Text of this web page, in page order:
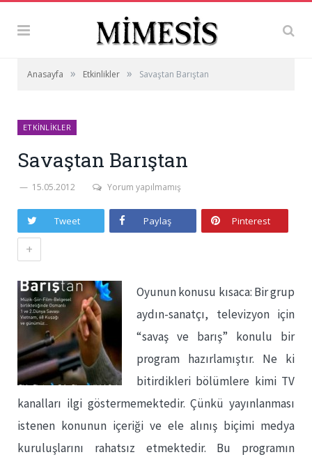
Anasayfa » Etkinlikler » Savaştan Barıştan
ETKINLIKLER
Savaştan Barıştan
15.05.2012 Yorum yapılmamış
Tweet Paylaş Pinterest
+
Oyunun konusu kısaca: Bir grup
aydın-sanatçı, televizyon için
“savaş ve barış” konulu bir
program hazırlamıştır. Ne ki
bitirdikleri bölümlere kimi TV
kanalları ilgi göstermemektedir. Çünkü yayınlanması
istenen konunun içeriği ve ele alınış biçimi medya
kuruluşlarını rahatsız etmektedir. Bu programın